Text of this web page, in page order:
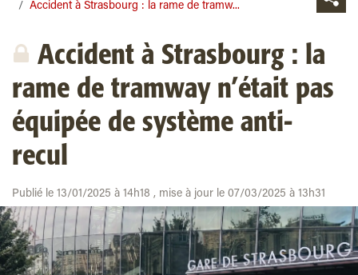
Accident à Strasbourg : la rame de tramw...
Accident à Strasbourg : la
rame de tramway n’était pas
équipée de système anti-
recul
Publié le 13/01/2025 à 14h18 , mise à jour le 07/03/2025 à 13h31